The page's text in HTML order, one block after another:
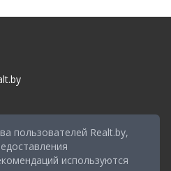
пользователей Realt.by,
используются